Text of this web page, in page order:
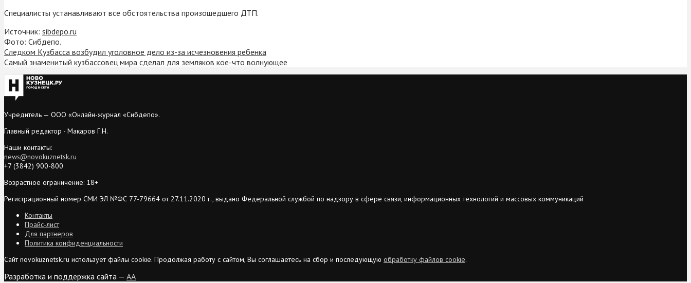
Специалисты устанавливают все обстоятельства произошедшего ДТП.
Источник: sibdepo.ru
Фото: Сибдепо.
Следком Кузбасса возбудил уголовное дело из-за исчезновения ребенка
Самый знаменитый кузбассовец мира сделал для земляков кое-что волнующее
Учредитель — ООО «Онлайн-журнал «Сибдепо».
Главный редактор - Макаров Г.Н.
Наши контакты:
news@novokuznetsk.ru
+7 (3842) 900-800
Возрастное ограничение: 18+
Регистрационный номер СМИ ЭЛ №ФС 77-79664 от 27.11.2020 г., выдано Федеральной службой по надзору в сфере связи, информационных технологий и массовых коммуникаций
Контакты
Прайс-лист
Для партнеров
Политика конфиденциальности
Сайт novokuznetsk.ru использует файлы cookie. Продолжая работу с сайтом, Вы соглашаетесь на сбор и последующую обработку файлов cookie.
Разработка и поддержка сайта — AA